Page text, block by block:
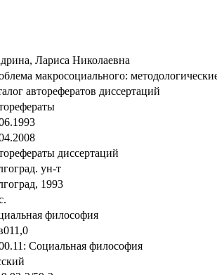
Лариса Николаевна
макросоциального:
авторефератов диссертаций
диссертаций
ун-т
1993
философия
Социальная философия